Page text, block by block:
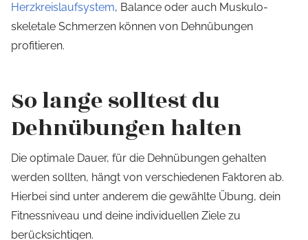
Herzkreislaufsystem, Balance oder auch Muskulo-
skeletale Schmerzen können von Dehnübungen
profitieren.
So lange solltest du
Dehnübungen halten
Die optimale Dauer, für die Dehnübungen gehalten
werden sollten, hängt von verschiedenen Faktoren ab.
Hierbei sind unter anderem die gewählte Übung, dein
Fitnessniveau und deine individuellen Ziele zu
berücksichtigen.